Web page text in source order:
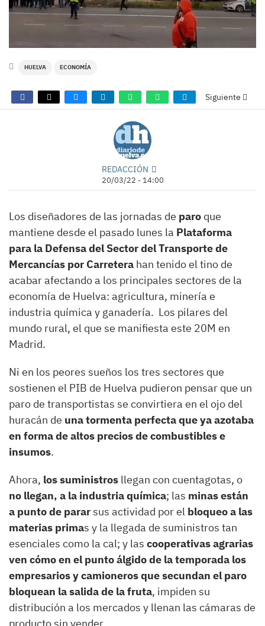
HUELVA ECONOMÍA
Siguiente
REDACCIÓN
20/03/22 - 14:00
Los diseñadores de las jornadas de paro que
mantiene desde el pasado lunes la Plataforma
para la Defensa del Sector del Transporte de
Mercancías por Carretera han tenido el tino de
acabar afectando a los principales sectores de la
economía de Huelva: agricultura, minería e
industria química y ganadería. Los pilares del
mundo rural, el que se manifiesta este 20M en
Madrid.
Ni en los peores sueños los tres sectores que
sostienen el PIB de Huelva pudieron pensar que un
paro de transportistas se convirtiera en el ojo del
huracán de una tormenta perfecta que ya azotaba
en forma de altos precios de combustibles e
insumos.
Ahora, los suministros llegan con cuentagotas, o
no llegan, a la industria química; las minas están
a punto de pararsus actividad por el bloqueo a las
materias primas y la llegada de suministros tan
esenciales como la cal; y las cooperativas agrarias
ven cómo en el punto álgido de la temporada los
empresarios y camioneros que secundan el paro
bloquean la salida de la fruta, impiden su
distribución a los mercados y llenan las cámaras de
producto sin vender.